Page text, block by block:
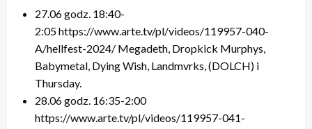
27.06 godz. 18:40-
2:05 https://www.arte.tv/pl/videos/119957-040-
A/hellfest-2024/ Megadeth, Dropkick Murphys,
Babymetal, Dying Wish, Landmvrks, (DOLCH) i
Thursday.
28.06 godz. 16:35-2:00
https://www.arte.tv/pl/videos/119957-041-